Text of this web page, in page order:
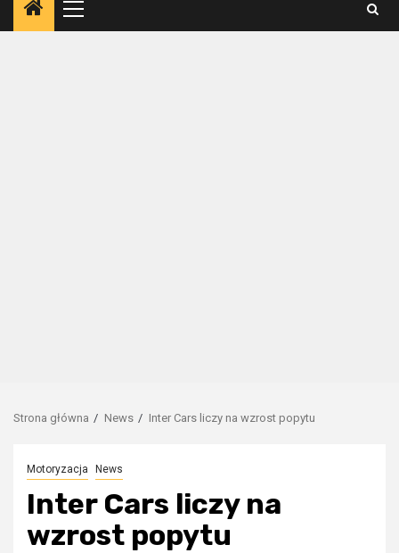
Menu
główne
Strona główna News Inter Cars liczy na wzrost popytu
Motoryzacja News
Inter Cars liczy na
wzrost popytu